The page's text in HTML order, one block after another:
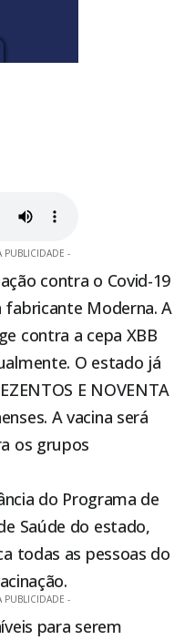
PUBLICIDADE -
contra o Covid-19
Moderna. A
contra a cepa XBB
O estado já
E NOVENTA
A vacina será
os grupos
do Programa de
Saúde do estado,
todas as pessoas do
PUBLICIDADE -
para serem